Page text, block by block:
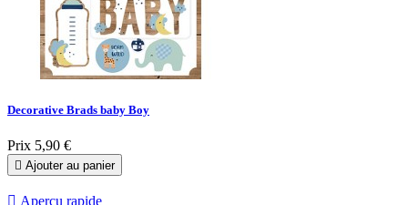
Decorative Brads baby Boy
Prix 5,90 €
 Ajouter au panier
 Aperçu rapide